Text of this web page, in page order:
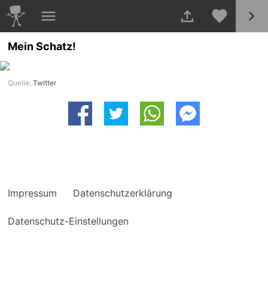
Mein Schatz!
Quelle:Twitter
Impressum Datenschutzerklärung
Datenschutz-Einstellungen